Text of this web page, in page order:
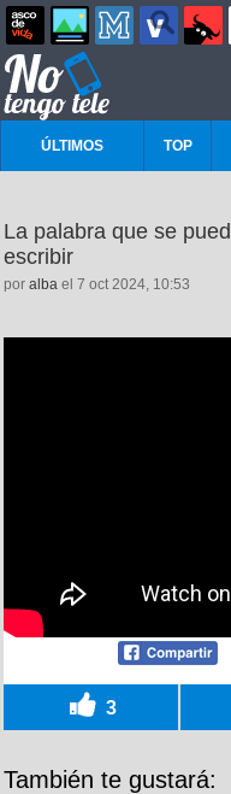
ÚLTIMOS TOP
La palabra que se
escribir
por alba el 7 oct 2024, 10:53
3
También te gustará: